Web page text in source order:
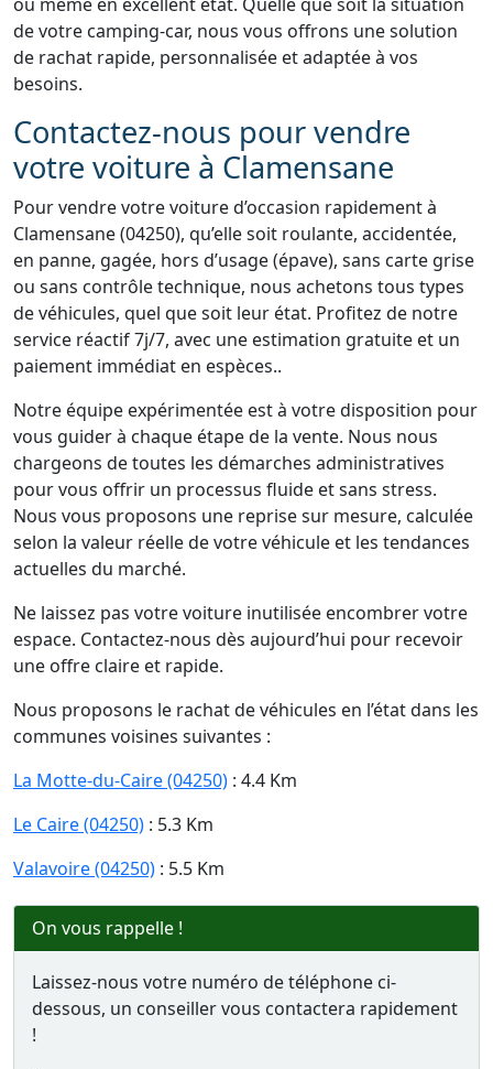
de votre camping-car, nous vous offrons une solution
de rachat rapide, personnalisée et adaptée à vos
besoins.
Contactez-nous pour vendre
votre voiture à Clamensane
Pour vendre votre voiture d’occasion rapidement à
Clamensane (04250), qu’elle soit roulante, accidentée,
en panne, gagée, hors d’usage (épave), sans carte grise
ou sans contrôle technique, nous achetons tous types
de véhicules, quel que soit leur état. Profitez de notre
service réactif 7j/7, avec une estimation gratuite et un
paiement immédiat en espèces..
Notre équipe expérimentée est à votre disposition pour
vous guider à chaque étape de la vente. Nous nous
chargeons de toutes les démarches administratives
pour vous offrir un processus fluide et sans stress.
Nous vous proposons une reprise sur mesure, calculée
selon la valeur réelle de votre véhicule et les tendances
actuelles du marché.
Ne laissez pas votre voiture inutilisée encombrer votre
espace. Contactez-nous dès aujourd’hui pour recevoir
une offre claire et rapide.
Nous proposons le rachat de véhicules en l’état dans les
communes voisines suivantes :
La Motte-du-Caire (04250) : 4.4 Km
Le Caire (04250) : 5.3 Km
Valavoire (04250) : 5.5 Km
On vous rappelle !
Laissez-nous votre numéro de téléphone ci-
dessous, un conseiller vous contactera rapidement
!